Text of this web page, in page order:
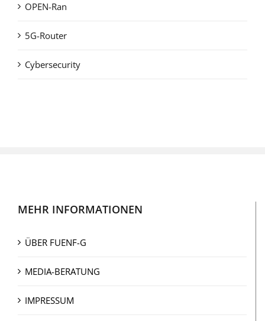
OPEN-Ran
5G-Router
Cybersecurity
MEHR INFORMATIONEN
ÜBER FUENF-G
MEDIA-BERATUNG
IMPRESSUM